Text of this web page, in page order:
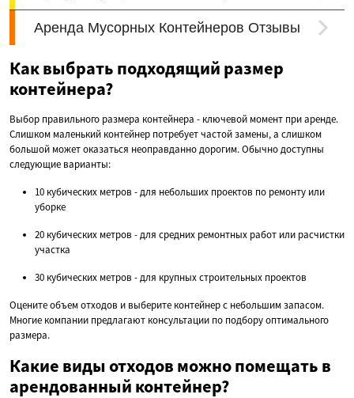
Как выбрать подходящий размер
контейнера?
Выбор правильного размера контейнера - ключевой момент при аренде.
Слишком маленький контейнер потребует частой замены, а слишком
большой может оказаться неоправданно дорогим. Обычно доступны
следующие варианты:
10 кубических метров - для небольших проектов по ремонту или
уборке
20 кубических метров - для средних ремонтных работ или расчистки
участка
30 кубических метров - для крупных строительных проектов
Оцените объем отходов и выберите контейнер с небольшим запасом.
Многие компании предлагают консультации по подбору оптимального
размера.
Какие виды отходов можно помещать в
арендованный контейнер?